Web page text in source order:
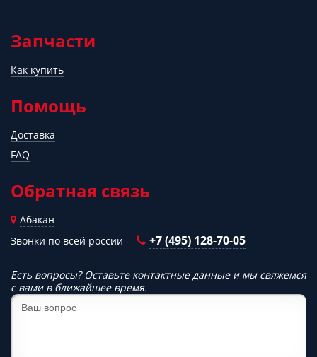
Запчасти
Как купить
Помощь
Доставка
FAQ
Обратная связь
Абакан
Звонки по всей россии -
+7 (495) 128-70-05
Есть вопросы? Оставьте контактные данные и мы свяжемся
с вами в ближайшее время.